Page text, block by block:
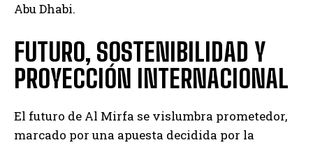
Abu Dhabi.
FUTURO, SOSTENIBILIDAD Y
PROYECCIÓN INTERNACIONAL
El futuro de Al Mirfa se vislumbra prometedor,
marcado por una apuesta decidida por la